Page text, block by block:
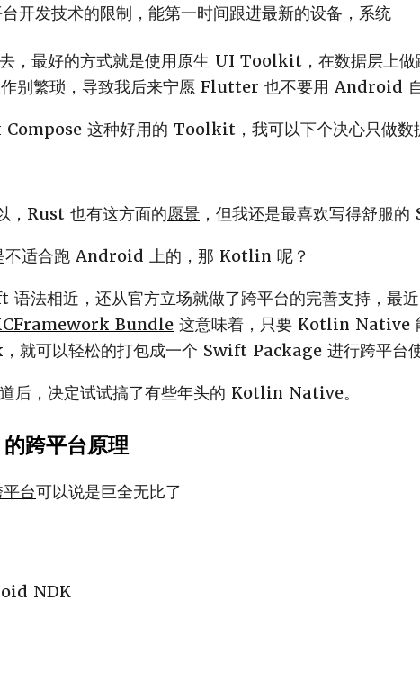
开发技术的限制，能第一时间跟进最新的设备，系统
，最好的方式就是使用原生 UI Toolkit，在数据层上做
别繁琐，导致我后来宁愿 Flutter 也不要用 Android
这种好用的 Toolkit，我可以下个决心只做数
，Rust 也有这方面的愿景 ，但我还是最喜欢写得舒服的
适合跑 Android 上的，那 Kotlin 呢？
法相近，还从官方立场就做了跨平台的完善支持，最
Bundle 这意味着，只要 Kotlin Native
就可以轻松的打包成一个 Swift Package 进行跨平台使
后，决定试试搞了有些年头的 Kotlin Native。
跨平台原理
台可以说是巨全无比了
NDK